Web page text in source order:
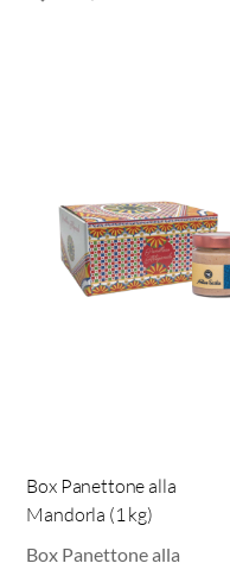
Box Panettone alla
Mandorla (1 kg)
Box Panettone alla